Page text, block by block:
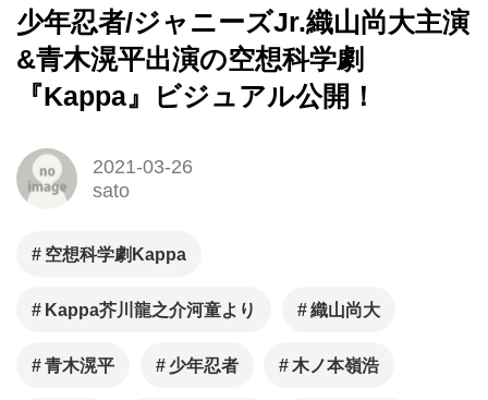
少年忍者/ジャニーズJr.織山尚大主演
&青木滉平出演の空想科学劇
『Kappa』ビジュアル公開！
2021-03-26
sato
空想科学劇Kappa
Kappa芥川龍之介河童より 織山尚大
青木滉平 少年忍者 木ノ本嶺浩